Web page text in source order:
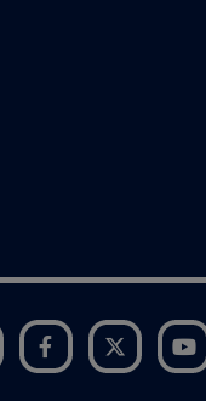
LinkedIn Facebook Twitter